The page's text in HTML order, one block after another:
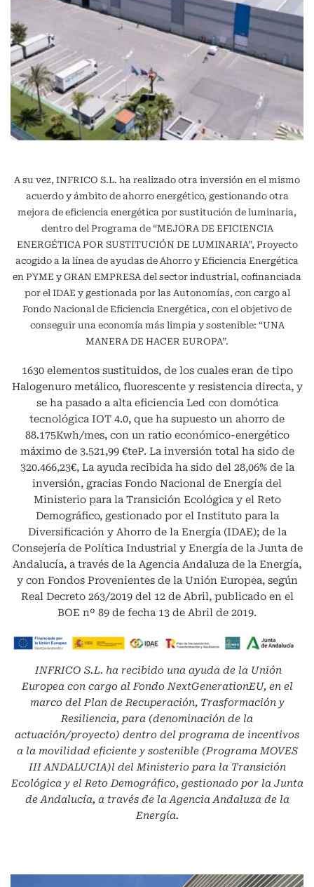
A su vez, INFRICO S.L. ha realizado otra inversión en el mismo
acuerdo y ámbito de ahorro energético, gestionando otra
mejora de eficiencia energética por sustitución de luminaria,
dentro del Programa de “MEJORA DE EFICIENCIA
ENERGÉTICA POR SUSTITUCIÓN DE LUMINARIA”, Proyecto
acogido a la línea de ayudas de Ahorro y Eficiencia Energética
en PYME y GRAN EMPRESA del sector industrial, cofinanciada
por el IDAE y gestionada por las Autonomías, con cargo al
Fondo Nacional de Eficiencia Energética, con el objetivo de
conseguir una economía más limpia y sostenible: “UNA
MANERA DE HACER EUROPA”.
1630 elementos sustituidos, de los cuales eran de tipo
Halogenuro metálico, fluorescente y resistencia directa, y
se ha pasado a alta eficiencia Led con domótica
tecnológica IOT 4.0, que ha supuesto un ahorro de
88.175Kwh/mes, con un ratio económico-energético
máximo de 3.521,99 €teP. La inversión total ha sido de
320.466,23€, La ayuda recibida ha sido del 28,06% de la
inversión, gracias Fondo Nacional de Energía del
Ministerio para la Transición Ecológica y el Reto
Demográfico, gestionado por el Instituto para la
Diversificación y Ahorro de la Energía (IDAE); de la
Consejería de Política Industrial y Energía de la Junta de
Andalucía, a través de la Agencia Andaluza de la Energía,
y con Fondos Provenientes de la Unión Europea, según
Real Decreto 263/2019 del 12 de Abril, publicado en el
BOE nº 89 de fecha 13 de Abril de 2019.
INFRICO S.L. ha recibido una ayuda de la Unión
Europea con cargo al Fondo NextGenerationEU, en el
marco del Plan de Recuperación, Trasformación y
Resiliencia, para (denominación de la
actuación/proyecto) dentro del programa de incentivos
a la movilidad eficiente y sostenible (Programa MOVES
III ANDALUCIA)l del Ministerio para la Transición
Ecológica y el Reto Demográfico, gestionado por la Junta
de Andalucía, a través de la Agencia Andaluza de la
Energía.